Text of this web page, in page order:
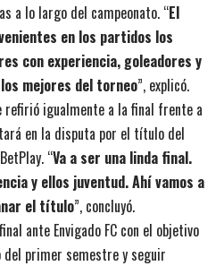
a lo largo del campeonato. “El
en los partidos los
con experiencia, goleadores y
mejores del torneo”, explicó.
refirió igualmente a la final frente a
en la disputa por el título del
“Va a ser una linda final.
y ellos juventud. Ahí vamos a
el título”, concluyó.
ante Envigado FC con el objetivo
primer semestre y seguir